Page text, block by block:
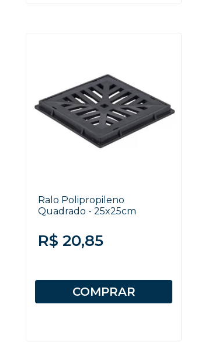
Ralo Polipropileno
Quadrado - 25x25cm
R$ 20,85
COMPRAR